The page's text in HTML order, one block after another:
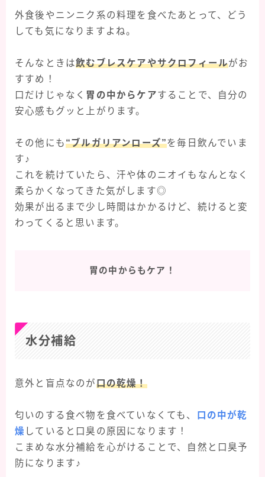
外食後やニンニク系の料理を食べたあとって、どう
しても気になりますよね。
そんなときは飲むブレスケアやサクロフィールがお
すすめ！
口だけじゃなく 胃の中からケアすることで、自分の
安心感もグッと上がります。
その他にも“ブルガリアンローズ”を毎日飲んでいま
す♪
これを続けていたら、汗や体のニオイもなんとなく
柔らかくなってきた気がします◎
効果が出るまで少し時間はかかるけど、続けると変
わってくると思います。
胃の中からもケア！
水分補給
意外と盲点なのが口の乾燥！
匂いのする食べ物を食べていなくても、
口の中が乾
燥 していると口臭の原因になります！
こまめな水分補給を心がけることで、自然と口臭予
防になります♪